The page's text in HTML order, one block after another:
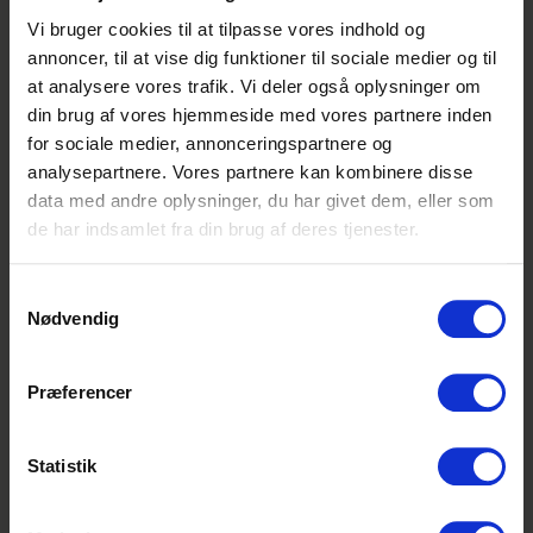
Vi bruger cookies til at tilpasse vores indhold og
annoncer, til at vise dig funktioner til sociale medier og til
at analysere vores trafik. Vi deler også oplysninger om
din brug af vores hjemmeside med vores partnere inden
for sociale medier, annonceringspartnere og
analysepartnere. Vores partnere kan kombinere disse
data med andre oplysninger, du har givet dem, eller som
de har indsamlet fra din brug af deres tjenester.
Nødvendig
Præferencer
Statistik
mening. På skoleforløbet vil der være en
masse fælles aktiviteter, der gør det nemt
for dig at få nye venner på tværs af Coop-
butikkerne.
Uanset hvilken butik og hvilken afdeling, du
ender i, så bliver du en del af et team med et
stærkt sammenhold, hvor I er sammen om
at skabe den gode oplevelse for Coops
mangfoldigt miljø, og vi søger aktivt efter
religion, handicap eller alder.